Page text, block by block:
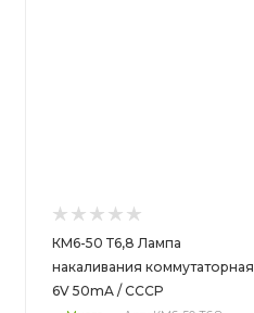
КМ6-50 Т6,8 Лампа
накаливания коммутаторная
6V 50mA / CCCР